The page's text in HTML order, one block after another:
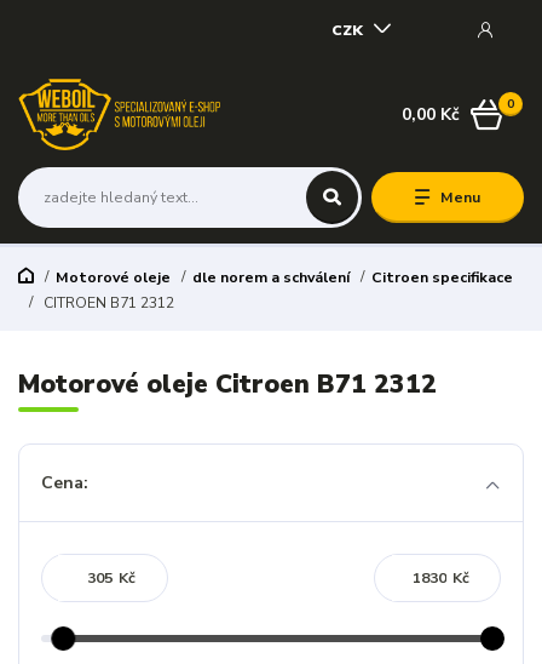
Menu
CZK
0
0,00 Kč
Motorové oleje dle norem a schválení
Citroen specifikace
CITROEN B71 2312
Motorové oleje Citroen B71 2312
Cena:
Kč Kč